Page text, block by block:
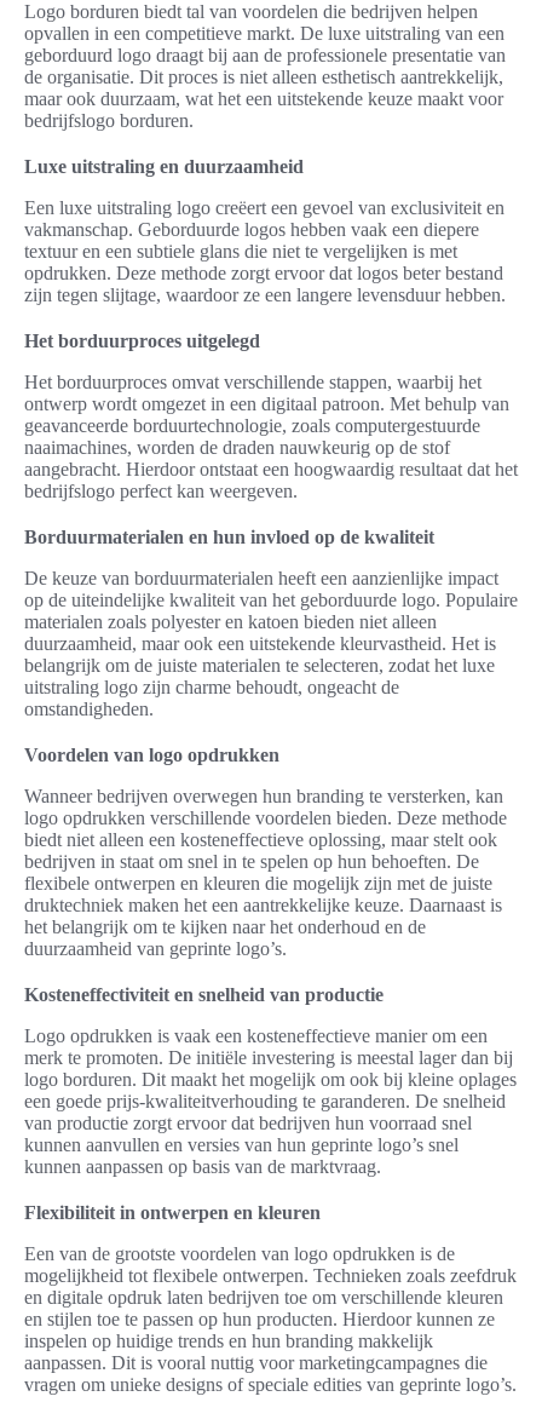
Logo borduren biedt tal van voordelen die bedrijven helpen
opvallen in een competitieve markt. De luxe uitstraling van een
geborduurd logo draagt bij aan de professionele presentatie van
de organisatie. Dit proces is niet alleen esthetisch aantrekkelijk,
maar ook duurzaam, wat het een uitstekende keuze maakt voor
bedrijfslogo borduren.
Luxe uitstraling en duurzaamheid
Een luxe uitstraling logo creëert een gevoel van exclusiviteit en
vakmanschap. Geborduurde logos hebben vaak een diepere
textuur en een subtiele glans die niet te vergelijken is met
opdrukken. Deze methode zorgt ervoor dat logos beter bestand
zijn tegen slijtage, waardoor ze een langere levensduur hebben.
Het borduurproces uitgelegd
Het borduurproces omvat verschillende stappen, waarbij het
ontwerp wordt omgezet in een digitaal patroon. Met behulp van
geavanceerde borduurtechnologie, zoals computergestuurde
naaimachines, worden de draden nauwkeurig op de stof
aangebracht. Hierdoor ontstaat een hoogwaardig resultaat dat het
bedrijfslogo perfect kan weergeven.
Borduurmaterialen en hun invloed op de kwaliteit
De keuze van borduurmaterialen heeft een aanzienlijke impact
op de uiteindelijke kwaliteit van het geborduurde logo. Populaire
materialen zoals polyester en katoen bieden niet alleen
duurzaamheid, maar ook een uitstekende kleurvastheid. Het is
belangrijk om de juiste materialen te selecteren, zodat het luxe
uitstraling logo zijn charme behoudt, ongeacht de
omstandigheden.
Voordelen van logo opdrukken
Wanneer bedrijven overwegen hun branding te versterken, kan
logo opdrukken verschillende voordelen bieden. Deze methode
biedt niet alleen een kosteneffectieve oplossing, maar stelt ook
bedrijven in staat om snel in te spelen op hun behoeften. De
flexibele ontwerpen en kleuren die mogelijk zijn met de juiste
druktechniek maken het een aantrekkelijke keuze. Daarnaast is
het belangrijk om te kijken naar het onderhoud en de
duurzaamheid van geprinte logo’s.
Kosteneffectiviteit en snelheid van productie
Logo opdrukken is vaak een kosteneffectieve manier om een
merk te promoten. De initiële investering is meestal lager dan bij
logo borduren. Dit maakt het mogelijk om ook bij kleine oplages
een goede prijs-kwaliteitverhouding te garanderen. De snelheid
van productie zorgt ervoor dat bedrijven hun voorraad snel
kunnen aanvullen en versies van hun geprinte logo’s snel
kunnen aanpassen op basis van de marktvraag.
Flexibiliteit in ontwerpen en kleuren
Een van de grootste voordelen van logo opdrukken is de
mogelijkheid tot flexibele ontwerpen. Technieken zoals zeefdruk
en digitale opdruk laten bedrijven toe om verschillende kleuren
en stijlen toe te passen op hun producten. Hierdoor kunnen ze
inspelen op huidige trends en hun branding makkelijk
aanpassen. Dit is vooral nuttig voor marketingcampagnes die
vragen om unieke designs of speciale edities van geprinte logo’s.